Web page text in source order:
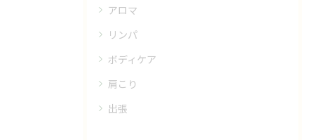
アロマ
リンパ
ボディケア
肩こり
出張